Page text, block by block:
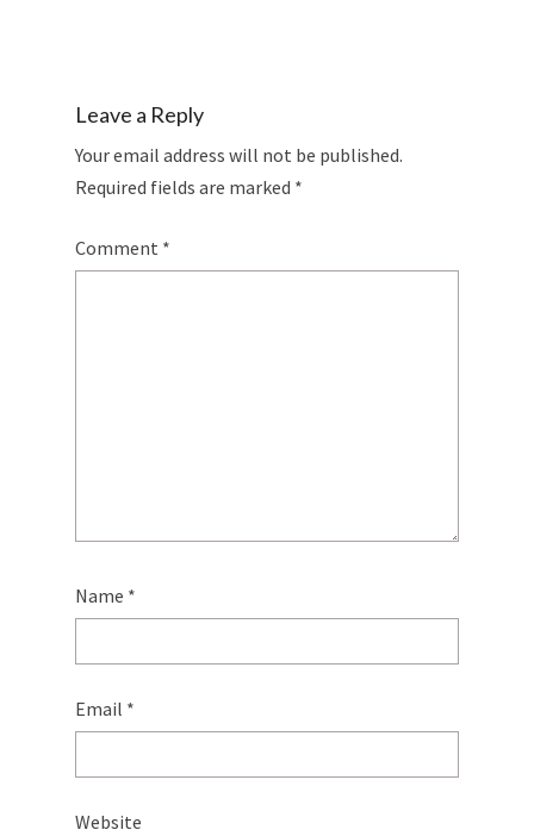
Leave a Reply
Your email address will not be published.
Required fields are marked *
Comment *
Name *
Email *
Website